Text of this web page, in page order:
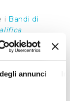
annunci
i Bandi di
2021